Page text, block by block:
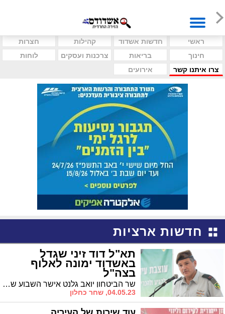
ראשי חדשות אשדוד קהילות
חצרות
חינוך
בריאות צרכנות ועסקים
לוחות
צרו איתנו קשר
אירועים
חדשות ארציות
תא"ל דוד זיני שגדל
באשדוד ימונה לאלוף
בצה"ל
שר הביטחון יואב גלנט אישר השבוע שתא"ל דוד זיני בן ה- 49 שגדל באשדוד ואביו הוא הרב יוסף זיני, יעלה לדרגת אלוף
04.05.23, שחר כחלון